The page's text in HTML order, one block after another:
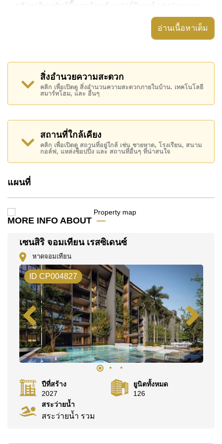
อสังหาริมทรัพย์นี้มาพร้อมกับ เฟอร์นิเจอร์ บางส่วน และ
ยังมีสิ่งอำนวยความสะดวก ได้แก่ ห้องหัวมุม, มีระเบียง,
เซนสิริ จอมเทียน เรสซิเดนซ์ มีสิ่งอำนวยความสะดวก
ส่วนกลาง ได้แก่ สไลเดอร์, ฟิสเนส, ห้องเกมส์, ซาวน่า
หรือห้องอบไอน้ำ
สถานที่สำคัญใกล้ เซนสิริ จอมเทียน เรสซิเดนซ์ ได้แก่:
เดินทางไปชายหาดได้ง่าย, ไกล้เคียงรถประจำทาง , หาด
พัทยา, หาดจอมเทียน , เอเชีย 9 หลุม กอล์ฟ , รพ.กรุงเทพ
พัทยา, โรงพยาบาลพัทยาอินเตอร์เนชั่นแนล
อสังหาริมทรัพย์นี้มีไว้สำหรับขายในราคา ฿ 10,569,038
บาท คิดเป็น ฿ 78,873 บาทต่อตารางเมตร
ชำระภาษีทั้งหมด)
คุณ!
ติดต่อ Cornerstone Real Estate โทร +6638411250
หรือ อีเมลinfo@cornerstone.co.th
WhatsApp ของสำนักงาน: +66807945904และ LINE:
@cornerstonepattaya
อ่านเนื้อหาเต็ม
สิ่งอำนวยความสะดวก
คลิก เพื่อเปิดดู สิ่งอำนวนความสะดวกภายในบ้าน. เทคโนโลยี
สมาร์ทโฮม, และ อื่นๆ
สถานที่ใกล้เคียง
คลิก เพื่อเปิดดู สถานที่อยู่ใกล้ เช่น ชายหาด, โรงเรียน, สนาม
กอล์ฟ, แหล่งช็อปปิ้ง และ สถานที่อื่นๆ ที่น่าสนใจ
แผนที่
MORE INFO ABOUT
เซนสิริ จอมเทียน เรสซิเดนซ์
หาดจอมเทียน
ID CP004827
ปีที่สร้าง
2027
ยูนิตทั้งหมด
126
สระว่ายน้ำ
สระว่ายน้ำ รวม